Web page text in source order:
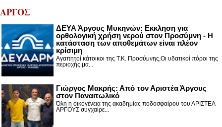
ΑΡΓΟΣ
ΔΕΥΑ Άργους Μυκηνών: Εκκληση για
ορθολογική χρήση νερού στον Προσύμνη - Η
κατάσταση των αποθεμάτων είναι πλέον
κρίσιμη
Αγαπητοί κάτοικοι της Τ.Κ. Προσύμνης,Οι υδατικοί πόροι της
περιοχής μα...
Γιώργος Μακρής: Από τον Αριστέα Άργους
στον Παναιτωλικό
Όλη η οικογένεια της ακαδημίας ποδοσφαίρου του ΑΡΙΣΤΕΑ
ΑΡΓΟΥΣ συγχαίρε...